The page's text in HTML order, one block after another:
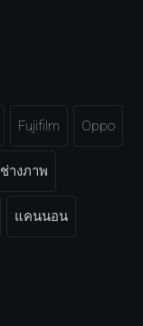
Fujifilm Oppo
ช่างภาพ
แคนนอน